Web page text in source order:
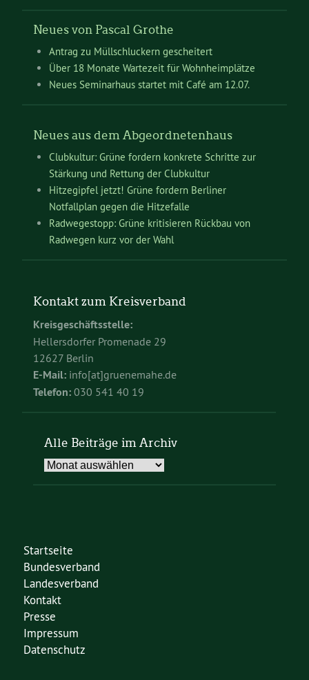
Neues von Pascal Grothe
Antrag zu Müllschluckern gescheitert
Über 18 Monate Wartezeit für Wohnheimplätze
Neues Seminarhaus startet mit Café am 12.07.
Neues aus dem Abgeordnetenhaus
Clubkultur: Grüne fordern konkrete Schritte zur
Stärkung und Rettung der Clubkultur
Hitzegipfel jetzt! Grüne fordern Berliner
Notfallplan gegen die Hitzefalle
Radwegestopp: Grüne kritisieren Rückbau von
Radwegen kurz vor der Wahl
Kontakt zum Kreisverband
Kreisgeschäftsstelle:
Hellersdorfer Promenade 29
12627 Berlin
E-Mail: info[at]gruenemahe.de
Telefon: 030 541 40 19
Alle Beiträge im Archiv
Alle
Startseite
Bundesverband
Landesverband
Kontakt
Presse
Impressum
Datenschutz